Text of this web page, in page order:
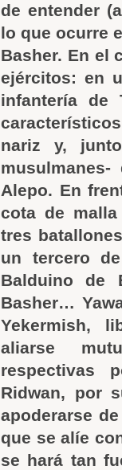
de entender
lo que ocurre
Basher. En el
ejércitos: en
infantería de
nariz y,
Alepo. En
cota de
tres
un tercero
Balduino de
Basher…
Yekermish,
aliarse
respectivas
Ridwan, por
apoderarse
que se alíe
se hará tan